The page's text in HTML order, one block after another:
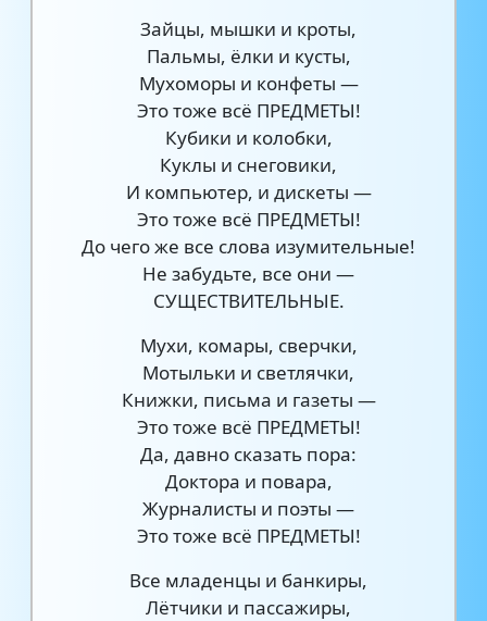
Зайцы, мышки и кроты,
Пальмы, ёлки и кусты,
Мухоморы и конфеты —
Это тоже всё ПРЕДМЕТЫ!
Кубики и колобки,
Куклы и снеговики,
И компьютер, и дискеты —
Это тоже всё ПРЕДМЕТЫ!
До чего же все слова изумительные!
Не забудьте, все они —
СУЩЕСТВИТЕЛЬНЫЕ.
Мухи, комары, сверчки,
Мотыльки и светлячки,
Книжки, письма и газеты —
Это тоже всё ПРЕДМЕТЫ!
Да, давно сказать пора:
Доктора и повара,
Журналисты и поэты —
Это тоже всё ПРЕДМЕТЫ!
Все младенцы и банкиры,
Лётчики и пассажиры,